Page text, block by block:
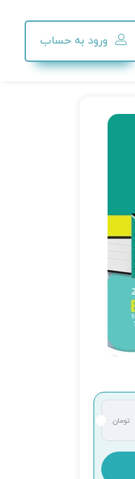
ورود به حساب
تومان